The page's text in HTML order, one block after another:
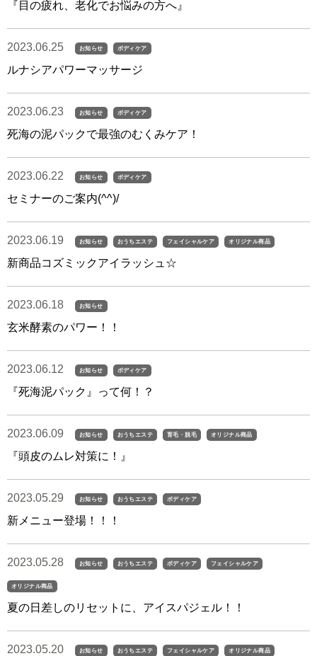
『目の疲れ、老化でお悩みの方へ』
2023.06.25 お知らせ ボディケア
ルナシアパワーマッサージ
2023.06.23 お知らせ ボディケア
死海の泥パックで最強のむくみケア！
2023.06.22 お知らせ ボディケア
セミナーのご案内(^^)/
2023.06.19 お知らせ おうちエステ フェイシャルケア オリジナル商品
新商品コズミックアイラッシュ☆
2023.06.18 お知らせ
玄米酵素のパワー！！
2023.06.12 お知らせ ボディケア
『死海泥パック』って何！？
2023.06.09 お知らせ おうちエステ 育毛・脱毛 オリジナル商品
『頭皮のムレ対策に！』
2023.05.29 お知らせ おうちエステ ボディケア
新メニュー登場！！！
2023.05.28 お知らせ おうちエステ ボディケア フェイシャルケア
オリジナル商品
夏の日差しのリセットに、アイスパジェル！！
2023.05.20 お知らせ おうちエステ フェイシャルケア オリジナル商品